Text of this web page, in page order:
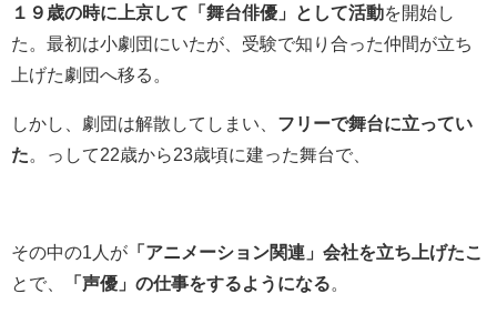
１９歳の時に上京して「舞台俳優」として活動を開始し
た。最初は小劇団にいたが、受験で知り合った仲間が立ち
上げた劇団へ移る。
しかし、劇団は解散してしまい、 フリーで舞台に立ってい
た。っして22歳から23歳頃に建った舞台で、
その中の1人が 「アニメーション関連」会社を立ち上げたこ
とで、
「声優」の仕事をするようになる。